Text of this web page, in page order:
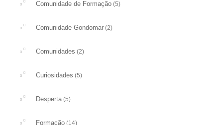
Comunidade de Formação (5)
Comunidade Gondomar (2)
Comunidades (2)
Curiosidades (5)
Desperta(5)
Formação (14)